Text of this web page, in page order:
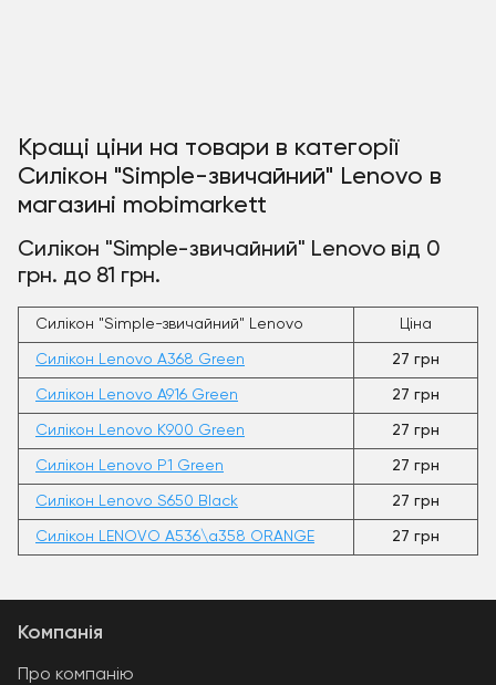
Кращі ціни на товари в категорії
Силікон "Simple-звичайний" Lenovo в
магазині mobimarkett
Силікон "Simple-звичайний" Lenovo від 0
грн. до 81 грн.
Силікон "Simple-звичайний" Lenovo Ціна
Силікон Lenovo A368 Green 27 грн
Силікон Lenovo A916 Green 27 грн
Силікон Lenovo K900 Green 27 грн
Силікон Lenovo P1 Green 27 грн
Силікон Lenovo S650 Black 27 грн
Силікон LENOVO A536\a358 ORANGE 27 грн
Компанія
Про компанію